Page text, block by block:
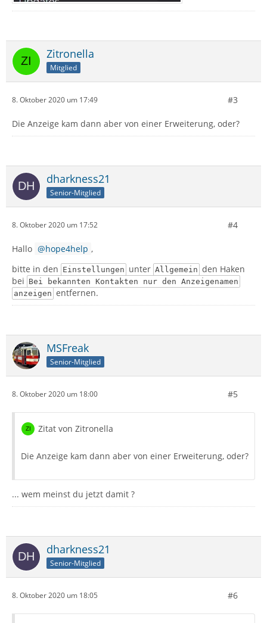
Zitronella
Mitglied
8. Oktober 2020 um 17:49 #3
Die Anzeige kam dann aber von einer Erweiterung, oder?
dharkness21
Senior-Mitglied
8. Oktober 2020 um 17:52 #4
Hallo hope4help ,
bitte in den Einstellungen unter Allgemein den Haken
bei Bei bekannten Kontakten nur den Anzeigenamen
anzeigen entfernen.
MSFreak
Senior-Mitglied
8. Oktober 2020 um 18:00 #5
Zitat von Zitronella
Die Anzeige kam dann aber von einer Erweiterung, oder?
... wem meinst du jetzt damit ?
dharkness21
Senior-Mitglied
8. Oktober 2020 um 18:05 #6